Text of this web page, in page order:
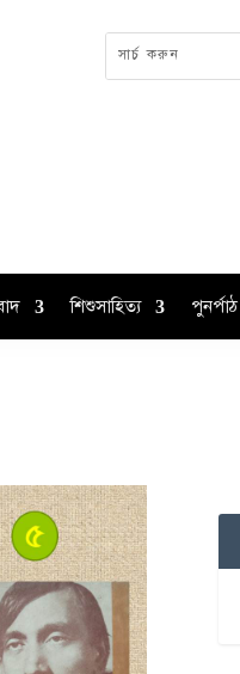
শিশুসাহিত্য পুনর্পাঠ